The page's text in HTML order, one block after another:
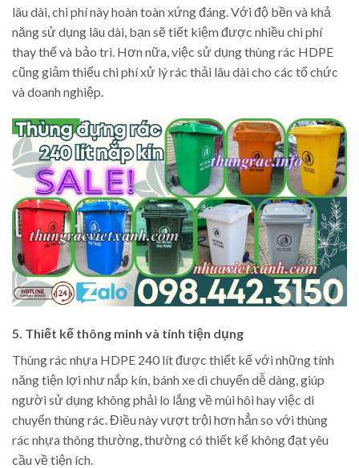
lâu dài, chi phí này hoàn toàn xứng đáng. Với độ bền và khả
năng sử dụng lâu dài, bạn sẽ tiết kiệm được nhiều chi phí
thay thế và bảo trì. Hơn nữa, việc sử dụng thùng rác HDPE
cũng giảm thiểu chi phí xử lý rác thải lâu dài cho các tổ chức
và doanh nghiệp.
5. Thiết kế thông minh và tính tiện dụng
Thùng rác nhựa HDPE 240 lít được thiết kế với những tính
năng tiện lợi như nắp kín, bánh xe di chuyển dễ dàng, giúp
người sử dụng không phải lo lắng về mùi hôi hay việc di
chuyển thùng rác. Điều này vượt trội hơn hẳn so với thùng
rác nhựa thông thường, thường có thiết kế không đạt yêu
cầu về tiện ích.